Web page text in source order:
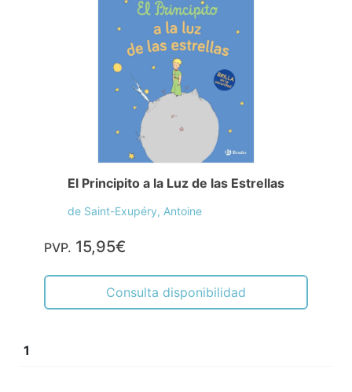
El Principito a la Luz de las Estrellas
de Saint-Exupéry, Antoine
PVP. 15,95€
Consulta disponibilidad
1